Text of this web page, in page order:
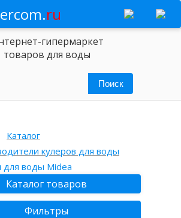
ru
гипермаркет
товаров для воды
Каталог
кулеров для воды
для воды Midea
Каталог товаров
Фильтры